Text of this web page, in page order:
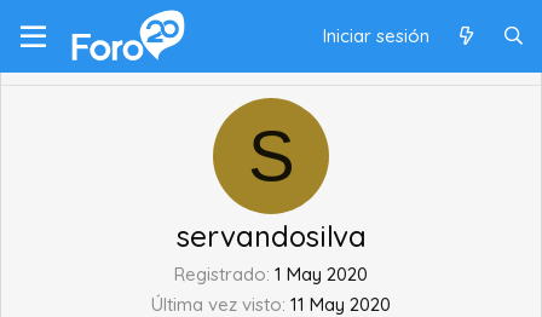
Iniciar sesión
S
servandosilva
Registrado 1 May 2020
Última vez visto 11 May 2020